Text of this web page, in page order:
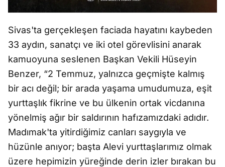
Sivas'ta gerçekleşen faciada hayatını kaybeden
33 aydın, sanatçı ve iki otel görevlisini anarak
kamuoyuna seslenen Başkan Vekili Hüseyin
Benzer, “2 Temmuz, yalnızca geçmişte kalmış
bir acı değil; bir arada yaşama umudumuza, eşit
yurttaşlık fikrine ve bu ülkenin ortak vicdanına
yönelmiş ağır bir saldırının hafızamızdaki adıdır.
Madımak'ta yitirdiğimiz canları saygıyla ve
hüzünle anıyor; başta Alevi yurttaşlarımız olmak
üzere hepimizin yüreğinde derin izler bırakan bu